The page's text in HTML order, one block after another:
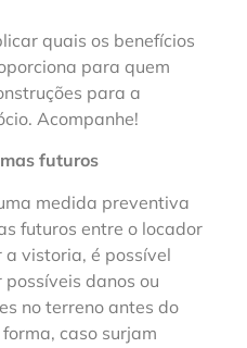
quais os benefícios
para quem
para a
Acompanhe!
futuros
medida preventiva
futuros entre o locador
vistoria, é possível
danos ou
no terreno antes do
caso surjam